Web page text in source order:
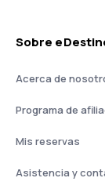
Sobre
Acerca de
Programa de
Mis reservas
Asistencia y